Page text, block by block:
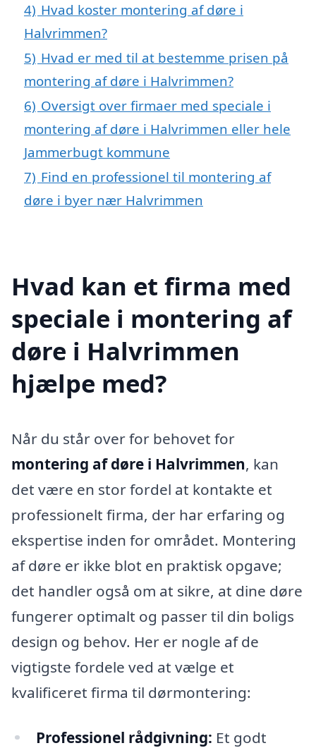
4) Hvad koster montering af døre i
Halvrimmen?
5) Hvad er med til at bestemme prisen på
montering af døre i Halvrimmen?
6) Oversigt over firmaer med speciale i
montering af døre i Halvrimmen eller hele
Jammerbugt kommune
7) Find en professionel til montering af
døre i byer nær Halvrimmen
Hvad kan et firma med
speciale i montering af
døre i Halvrimmen
hjælpe med?
Når du står over for behovet for
montering af døre i Halvrimmen, kan
det være en stor fordel at kontakte et
professionelt firma, der har erfaring og
ekspertise inden for området. Montering
af døre er ikke blot en praktisk opgave;
det handler også om at sikre, at dine døre
fungerer optimalt og passer til din boligs
design og behov. Her er nogle af de
vigtigste fordele ved at vælge et
kvalificeret firma til dørmontering:
Professionel rådgivning: Et godt